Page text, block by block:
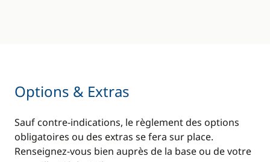
Options & Extras
Sauf contre-indications, le règlement des options
obligatoires ou des extras se fera sur place.
Renseignez-vous bien auprès de la base ou de votre